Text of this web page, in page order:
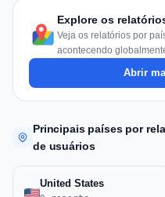
Explore os
Veja os relatórios por
acontecendo
Abrir
Principais países por
de usuários
United States